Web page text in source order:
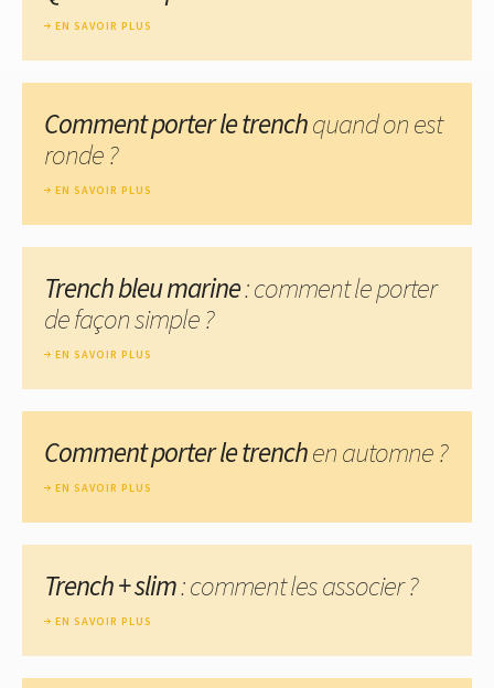
EN SAVOIR PLUS
Comment porter le trenchquand on est
ronde ?
EN SAVOIR PLUS
Trench bleu marine: comment le porter
de façon simple ?
EN SAVOIR PLUS
Comment porter le trenchen automne ?
EN SAVOIR PLUS
Trench + slim: comment les associer ?
EN SAVOIR PLUS